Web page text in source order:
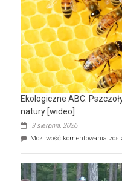
z
15,6
mln
na
Ekologiczne ABC.
natury [wideo]
3 sierpnia, 2026
Możliwość komentowania
–